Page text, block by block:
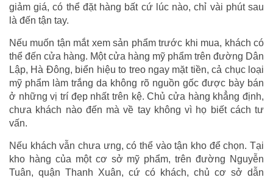
giảm giá, có thể đặt hàng bất cứ lúc nào, chỉ vài phút sau
là đến tận tay.
Nếu muốn tận mắt xem sản phẩm trước khi mua, khách có
thể đến cửa hàng. Một cửa hàng mỹ phẩm trên đường Dân
Lập, Hà Đông, biển hiệu to treo ngay mặt tiền, cả chục loại
mỹ phẩm làm trắng da không rõ nguồn gốc được bày bán
ở những vị trí đẹp nhất trên kệ. Chủ cửa hàng khẳng định,
chưa khách nào đến mà về tay không vì họ biết cách tư
vấn.
Nếu khách vẫn chưa ưng, có thể vào tận kho để chọn. Tại
kho hàng của một cơ sở mỹ phẩm, trên đường Nguyễn
Tuân, quận Thanh Xuân, cứ có khách, chủ cơ sở dẫn